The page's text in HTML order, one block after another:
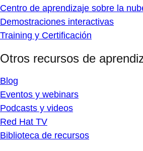
Centro de aprendizaje sobre la
Demostraciones interactivas
Training y Certificación
Otros recursos de
Blog
Eventos y webinars
Podcasts y videos
Red Hat TV
Biblioteca de recursos